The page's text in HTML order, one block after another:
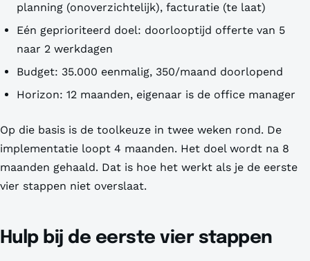
planning (onoverzichtelijk), facturatie (te laat)
Eén geprioriteerd doel: doorlooptijd offerte van 5
naar 2 werkdagen
Budget: 35.000 eenmalig, 350/maand doorlopend
Horizon: 12 maanden, eigenaar is de office manager
Op die basis is de toolkeuze in twee weken rond. De
implementatie loopt 4 maanden. Het doel wordt na 8
maanden gehaald. Dat is hoe het werkt als je de eerste
vier stappen niet overslaat.
Hulp bij de eerste vier stappen